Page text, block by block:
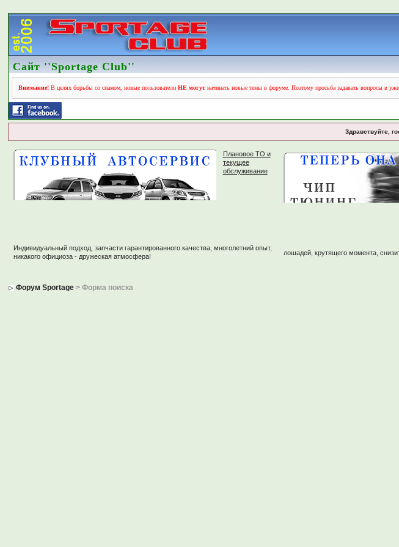
Сайт ''Sportage Club''
Внимание! В целях борьбы со спамом, новые пользователиНЕ могут начинать новые темы в форуме. Поэтому просьба задавать вопросы в
Здравствуйте,
Плановое ТО и
текущее
обслуживание
Индивидуальный подход, запчасти гарантированного качества, многолетний опыт,
никакого официоза - дружеская атмосфера!
лошадей, крутящего момента,
Форум Sportage > Форма поиска